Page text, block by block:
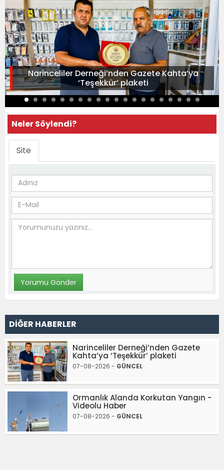
Narinceliler Derneği’nden Gazete Kahta’ya
‘Teşekkür’ plaketi
Neler Söylendi?
Site
DİĞER HABERLER
Narinceliler Derneği’nden Gazete
Kahta’ya ‘Teşekkür’ plaketi
07-08-2026 - GÜNCEL
Ormanlık Alanda Korkutan Yangın -
Videolu Haber
07-08-2026 - GÜNCEL